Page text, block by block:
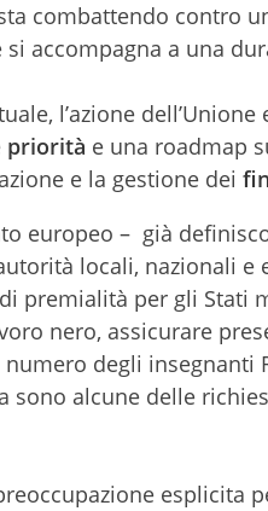
combattendo contro
accompagna a una
l’azione
priorità e una roadmap
e la gestione dei
europeo – già
locali, nazionali
premialità per gli Stati
nero, assicurare
degli insegnanti
alcune delle
esplicita